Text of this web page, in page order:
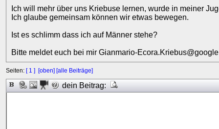
Ich will mehr über uns Kriebuse lernen, wurde in meiner
Ich glaube gemeinsam können wir etwas bewegen.
Ist es schlimm dass ich auf Männer stehe?
Bitte meldet euch bei mir Gianmario-
Seiten: [ 1 ] [oben] [alle Beiträge]
dein Beitrag: